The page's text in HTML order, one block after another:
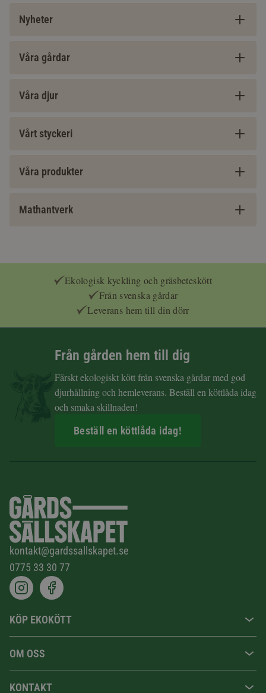
Nyheter
Våra gårdar
Våra djur
Vårt styckeri
Våra produkter
Mathantverk
Ekologisk kyckling och gräsbeteskött
Från svenska gårdar
Leverans hem till din dörr
Från gården hem till dig
Färskt ekologiskt kött från svenska gårdar med god
djurhållning och hemleverans. Beställ en köttlåda idag
och smaka skillnaden!
Beställ en köttlåda idag!
kontakt@gardssallskapet.se
0775 33 30 77
KÖP EKOKÖTT
OM OSS
KONTAKT